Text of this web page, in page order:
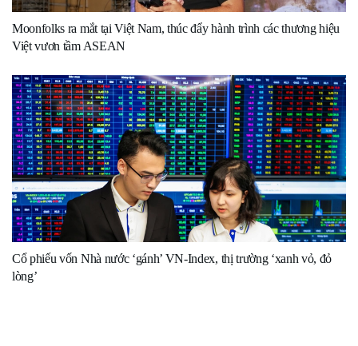
Moonfolks ra mắt tại Việt Nam, thúc đẩy hành trình các thương hiệu
Việt vươn tầm ASEAN
Cổ phiếu vốn Nhà nước ‘gánh’ VN-Index, thị trường ‘xanh vỏ, đỏ
lòng’